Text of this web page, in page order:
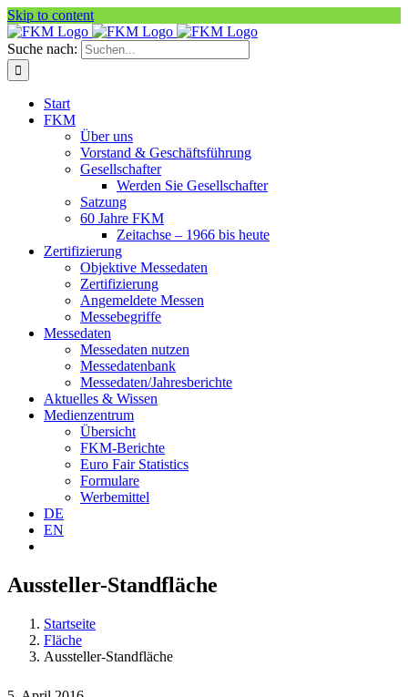
Skip to content
Suche nach:
Start
FKM
Über uns
Vorstand & Geschäftsführung
Gesellschafter
Werden Sie Gesellschafter
Satzung
60 Jahre FKM
Zeitachse – 1966 bis heute
Zertifizierung
Objektive Messedaten
Zertifizierung
Angemeldete Messen
Messebegriffe
Messedaten
Messedaten nutzen
Messedatenbank
Messedaten/Jahresberichte
Aktuelles & Wissen
Medienzentrum
Übersicht
FKM-Berichte
Euro Fair Statistics
Formulare
Werbemittel
DE
EN
Aussteller-Standfläche
Startseite
Fläche
Aussteller-Standfläche